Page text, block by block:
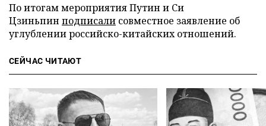
По итогам мероприятия Путин и Си
Цзиньпин подписали совместное заявление об
углублении российско-китайских отношений.
СЕЙЧАС ЧИТАЮТ